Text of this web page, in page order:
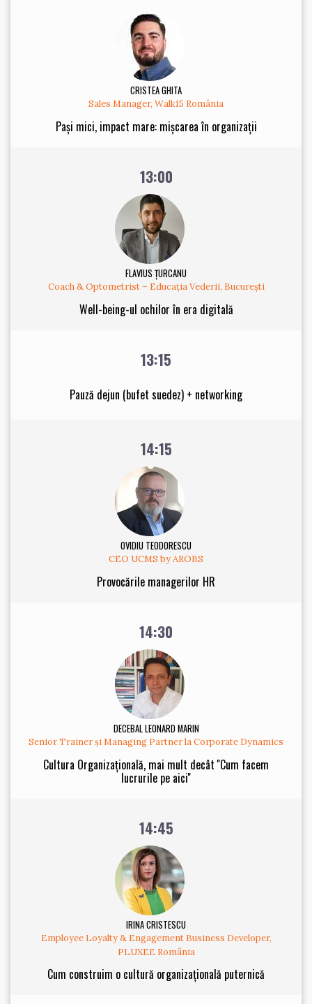
CRISTEA GHITA
Sales Manager, Walk15 România
Pași mici, impact mare: mișcarea în organizații
13:00
FLAVIUS ȚURCANU
Coach & Optometrist – Educația Vederii, București
Well-being-ul ochilor în era digitală
13:15
Pauză dejun (bufet suedez) + networking
14:15
OVIDIU TEODORESCU
CEO UCMS by AROBS
Provocările managerilor HR
14:30
DECEBAL LEONARD MARIN
Senior Trainer și Managing Partner la Corporate Dynamics
Cultura Organizațională, mai mult decât ''Cum facem
lucrurile pe aici''
14:45
IRINA CRISTESCU
Employee Loyalty & Engagement Business Developer,
PLUXEE România
Cum construim o cultură organizațională puternică